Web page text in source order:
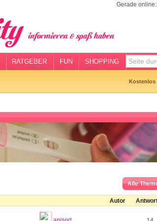
Gerade online:
RATGEBER FUN SHOPPING
Kostenlos
Alle
Autor